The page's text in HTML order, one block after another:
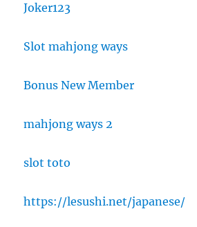
Joker123
Slot mahjong ways
Bonus New Member
mahjong ways 2
slot toto
https://lesushi.net/japanese/